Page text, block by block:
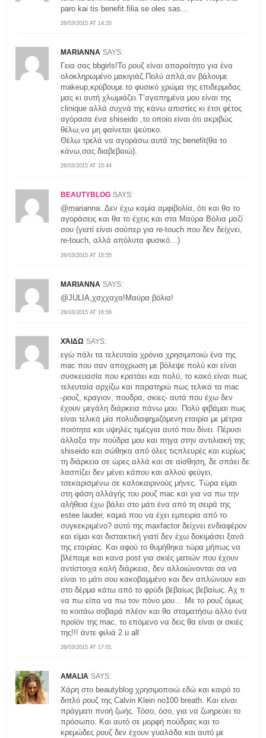
26/03/2015 AT 14:20
paro kai tis benefit.filia se oles sas…
MARIANNA SAYS:
26/03/2015 AT 15:44
Γεια σας bbgirls!Το ρουζ είναι απαραίτητο για ένα
ολοκληρωμένο μακιγιάζ.Πολύ απλά,αν βάλουμε
makeup,κρύβουμε το φυσικό χρώμα της επιδερμιδας
μας κι αυτή χλωμιάζει.Τ’αγαπημένα μου είναι της
clinique αλλά συχνά της κάνω απιστίες κι έτσι φέτος
αγόρασα ένα shiseido ,το οποίο είναι ότι ακριβώς
θέλω,να μη φαίνεται ψεύτικο.
Θέλω τρελά να αγοράσω αυτά της benefit(θα το
κάνω,σας διαβεβαιώ).
BEAUTYBLOG SAYS:
26/03/2015 AT 15:55
@marianna: Δεν έχω καμία αμφιβολία, ότι και θα το
αγοράσεις και θα το έχεις και στα Μαύρα Βόλια μαζί
σου (γιατί είναι σούπερ για re-touch που δεν δείχνει,
re-touch, αλλά απόλυτα φυσικό…)
MARIANNA SAYS:
26/03/2015 AT 16:56
@JULIA,χαχχαχα!Μαύρα βόλια!
ΧΆΙΔΩ SAYS:
26/03/2015 AT 17:01
εγώ πάλι τα τελευταία χρόνια χρησιμιποιώ ένα της
mac που σαν αποχρωση με βόλεψε πολύ και είναι
συσκευασία που κρατάει και πολύ, το κακό είναι πως
τελευταία αρχίζω και παρατηρώ πως τελικά τα mac
-ρουζ, κραγιον, πουδρα, σκιες- αυτά που έχω δεν
έχουν μεγάλη διάρκεια πάνω μου. Πολύ φιβάμαι πως
είναι τελικά μία πολυδιαφημιζόμενη εταιρία με μέτρια
ποιότητα και υψηλές τιμέςγια αυτό που δίνει. Πέρυσι
άλλαξα την πούδρα μου και πηγα στην αντιλιακή της
shiseido και σώθηκα από όλες τιςπλευρές και κυρίως
τη διάρκεια σε ώρες αλλά και σε αίσθηση, δε σπάει δε
λασπίζει δεν μένει κάπου και αλλού φεύγει,
τσεκαρισμένω σε καλοκαιρινούς μήνες. Τώρα είμαι
στη φάση αλλάγής του ρουζ mac και για να πω την
αλήθεια έχω βάλει στο μάτι ένα από τη σειρά της
estee lauder, καμιά που να έχει εμπειρία από το
συγκεκριμένο? αυτό της maxfactor δείχνει ενδιαφέρον
και είμαι και διστακτική γιατί δεν έχω δοκιμάσει ξανά
της εταιρίας. Και αφού το θυμήθηκα τώρα μήπως να
βλέπαμε και κανα post για σκιές ματιών που έχουν
αντίστοιχα καλή διάρκεια, δεν αλλοιώνονται σα να
είναι το μάτι σου κακοβαμμένο και δεν απλώνουν και
στο δέρμα κάτω από το φρύδι βεβαίως βεβαίως. Αχ τι
να πω είπα να πω τον πόνο μου… Με το ρουζ όμως
το κοιτάω σοβαρά πλέον και θα σταματήσω άλλο ένα
πρoϊόν της mac, το επόμενο να δεις θα είναι οι σκιές
της!!! άντε φιλιά 2 u all
AMALIA SAYS:
Χάρη στο beautyblog χρησιμοποιώ εδώ και καιρό το
διπλό ρουζ της Calvin Klein no100 breath. Και είναι
πράγματι πνοή ζωής. Τόσο, όσο, για να ζωηρεύει το
πρόσωπο. Και αυτό σε μορφή πούδρας και το
κρεμώδες ρουζ δεν έχουν γυαλάδα και αυτό με